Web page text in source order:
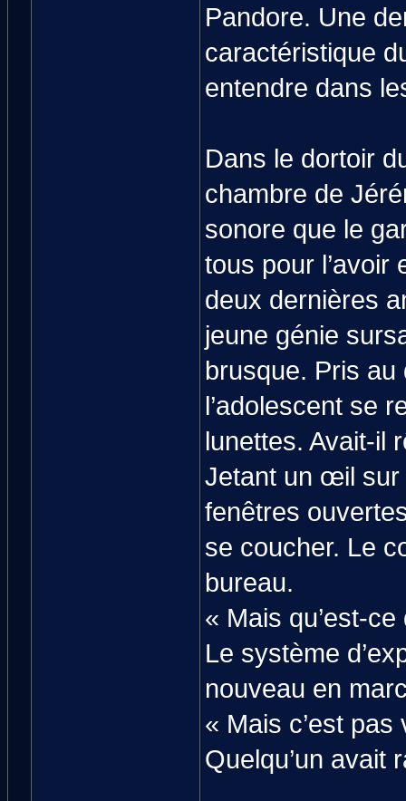
Pandore. Une
caractéristique
entendre dans
Dans le dortoir
chambre de
sonore que le
tous pour l’avoir
deux dernières
jeune génie
brusque. Pris
l’adolescent se
lunettes. Avait-il
Jetant un œil sur
fenêtres
se coucher. Le
bureau.
« Mais qu’est-
Le système
nouveau en
« Mais c’est
Quelqu’un avait